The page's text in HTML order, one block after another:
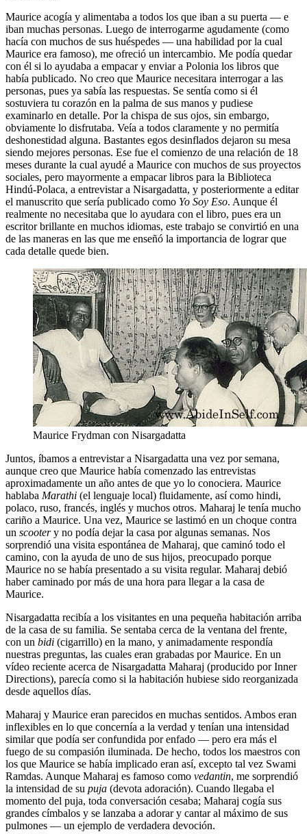
Maurice acogía y alimentaba a todos los que iban a su puerta ― e
iban muchas personas. Luego de interrogarme agudamente (como
hacía con muchos de sus huéspedes ― una habilidad por la cual
Maurice era famoso), me ofreció un intercambio. Me podía quedar
con él si lo ayudaba a empacar y enviar a Polonia los libros que
había publicado. No creo que Maurice necesitara interrogar a las
personas, pues ya sabía las respuestas. Se sentía como si él
sostuviera tu corazón en la palma de sus manos y pudiese
examinarlo en detalle. Por la chispa de sus ojos, sin embargo,
obviamente lo disfrutaba. Veía a todos claramente y no permitía
deshonestidad alguna. Bastantes egos desinflados dejaron su mesa
siendo mejores personas. Ese fue el comienzo de una relación de 18
meses durante la cual ayudé a Maurice con muchos de sus proyectos
sociales, pero mayormente a empacar libros para la Biblioteca
Hindú-Polaca, a entrevistar a Nisargadatta, y posteriormente a editar
el manuscrito que sería publicado como Yo Soy Eso. Aunque él
realmente no necesitaba que lo ayudara con el libro, pues era un
escritor brillante en muchos idiomas, este trabajo se convirtió en una
de las maneras en las que me enseñó la importancia de lograr que
cada detalle quede bien.
Maurice Frydman con Nisargadatta
Juntos, íbamos a entrevistar a Nisargadatta una vez por semana,
aunque creo que Maurice había comenzado las entrevistas
aproximadamente un año antes de que yo lo conociera. Maurice
hablaba Marathi (el lenguaje local) fluidamente, así como hindi,
polaco, ruso, francés, inglés y muchos otros. Maharaj le tenía mucho
cariño a Maurice. Una vez, Maurice se lastimó en un choque contra
un scootery no podía dejar la casa por algunas semanas. Nos
sorprendió una visita espontánea de Maharaj, que caminó todo el
camino, con la ayuda de uno de sus hijos, preocupado porque
Maurice no se había presentado a su visita regular. Maharaj debió
haber caminado por más de una hora para llegar a la casa de
Maurice.
Nisargadatta recibía a los visitantes en una pequeña habitación arriba
de la casa de su familia. Se sentaba cerca de la ventana del frente,
con un bidi (cigarrillo) en la mano, y animadamente respondía
nuestras preguntas, las cuales eran grabadas por Maurice. En un
vídeo reciente acerca de Nisargadatta Maharaj (producido por Inner
Directions), parecía como si la habitación hubiese sido reorganizada
desde aquellos días.
Maharaj y Maurice eran parecidos en muchas sentidos. Ambos eran
inflexibles en lo que concernía a la verdad y tenían una intensidad
similar que podía ser confundida por enfado ― pero era más el
fuego de su compasión iluminada. De hecho, todos los maestros con
los que Maurice se había implicado eran así, excepto tal vez Swami
Ramdas. Aunque Maharaj es famoso como vedantin, me sorprendió
la intensidad de su puja (devota adoración). Cuando llegaba el
momento del puja, toda conversación cesaba; Maharaj cogía sus
grandes címbalos y se lanzaba a adorar y cantar al máximo de sus
pulmones ― un ejemplo de verdadera devoción.